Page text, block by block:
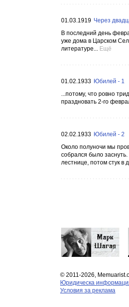
01.03.1919 Через
В последний день
уже дома в Царском
литературе... Ещё
01.02.1933 Юбилей - 1
...потому, что ровно
праздновать 2-го
02.02.1933 Юбилей - 2
Около полуночи мы
собрался было
лестнице, потом стук в
© 2011-2026,
Юридическа
Условия за реклама